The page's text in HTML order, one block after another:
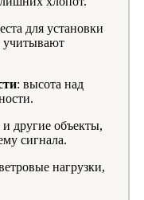
для установки
: высота над
и другие объекты,
сигнала.
нагрузки,